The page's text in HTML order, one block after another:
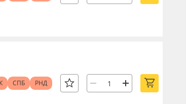
СПБ РНД